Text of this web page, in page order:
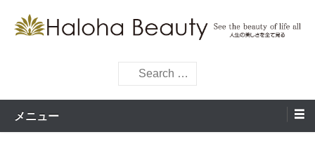
beauty of life all
索
メニュー